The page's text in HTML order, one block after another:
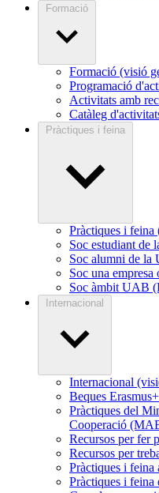
Formació
Formació (visió
Programació
Activitats amb
Catàleg
Pràctiques i feina
Pràctiques i feina
Soc estudiant de
Soc alumni de la
Soc una
Soc àmbit UAB
Internacional
Internacional
Beques
Pràctiques del
Cooperació
Recursos per fer
Recursos per
Pràctiques i feina
Pràctiques i feina